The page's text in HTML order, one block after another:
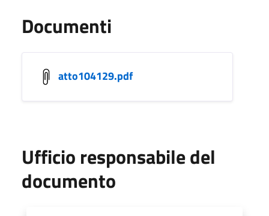
Documenti
atto104129.pdf
Ufficio responsabile del
documento